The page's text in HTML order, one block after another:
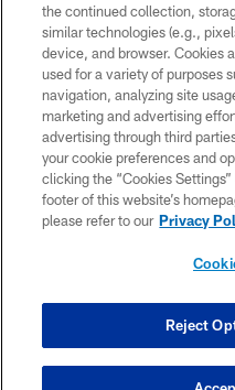
Copyright ©
the continued collection,
similar technologies (e.g.,
device, and browser. Cookies
used for a variety of purposes
navigation, analyzing site
marketing and advertising
advertising through third
your cookie preferences and
clicking the “Cookies
footer of this website’s
please refer to our Privacy
Reject